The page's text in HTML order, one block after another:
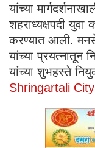
यांच्या
शहराध्यक्षपदी युवा
करण्यात आली.
यांच्या प्रयत्नातून
यांच्या शुभहस्ते
Shringartali